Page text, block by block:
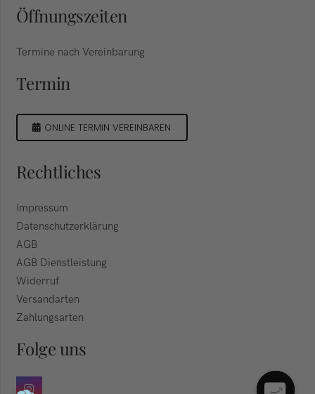
Öffnungszeiten
Termine nach Vereinbarung
Termin
ONLINE TERMIN VEREINBAREN
Rechtliches
Impressum
Datenschutzerklärung
AGB
AGB Dienstleistung
Widerruf
Versandarten
Zahlungsarten
Folge uns